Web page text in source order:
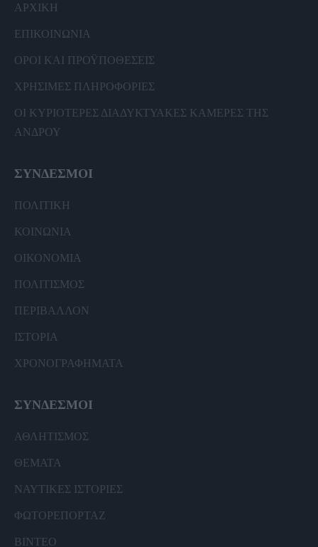
ΑΡΧΙΚΗ
ΕΠΙΚΟΙΝΩΝΙΑ
ΟΡΟΙ ΚΑΙ ΠΡΟΫΠΟΘΕΣΕΙΣ
ΧΡΗΣΙΜΕΣ ΠΛΗΡΟΦΟΡΙΕΣ
ΟΙ ΚΥΡΙΟΤΕΡΕΣ ΔΙΑΔΥΚΤΥΑΚΕΣ ΚΑΜΕΡΕΣ ΤΗΣ
ΑΝΔΡΟΥ
ΣΥΝΔΕΣΜΟΙ
ΠΟΛΙΤΙΚΗ
ΚΟΙΝΩΝΙΑ
ΟΙΚΟΝΟΜΙΑ
ΠΟΛΙΤΙΣΜΟΣ
ΠΕΡΙΒΑΛΛΟΝ
ΙΣΤΟΡΙΑ
ΧΡΟΝΟΓΡΑΦΗΜΑΤΑ
ΣΥΝΔΕΣΜΟΙ
ΑΘΛΗΤΙΣΜΟΣ
ΘΕΜΑΤΑ
ΝΑΥΤΙΚΕΣ ΙΣΤΟΡΙΕΣ
ΦΩΤΟΡΕΠΟΡΤΑΖ
ΒΙΝΤΕΟ